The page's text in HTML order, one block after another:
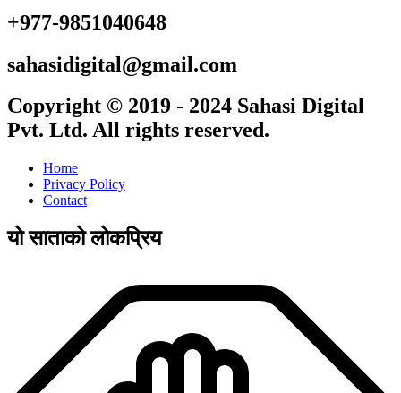
+977-9851040648
sahasidigital@gmail.com
Copyright © 2019 - 2024 Sahasi Digital
Pvt. Ltd. All rights reserved.
Home
Privacy Policy
Contact
यो साताको लोकप्रिय